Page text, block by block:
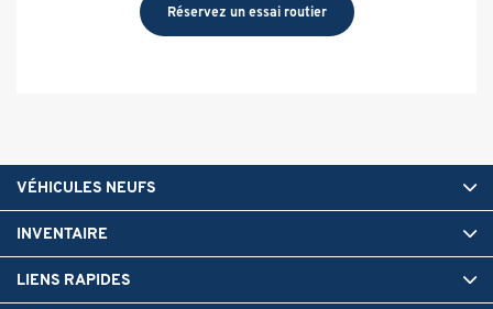
Réservez un essai routier
VÉHICULES NEUFS
INVENTAIRE
LIENS RAPIDES